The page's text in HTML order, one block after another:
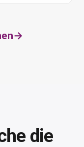
→
die